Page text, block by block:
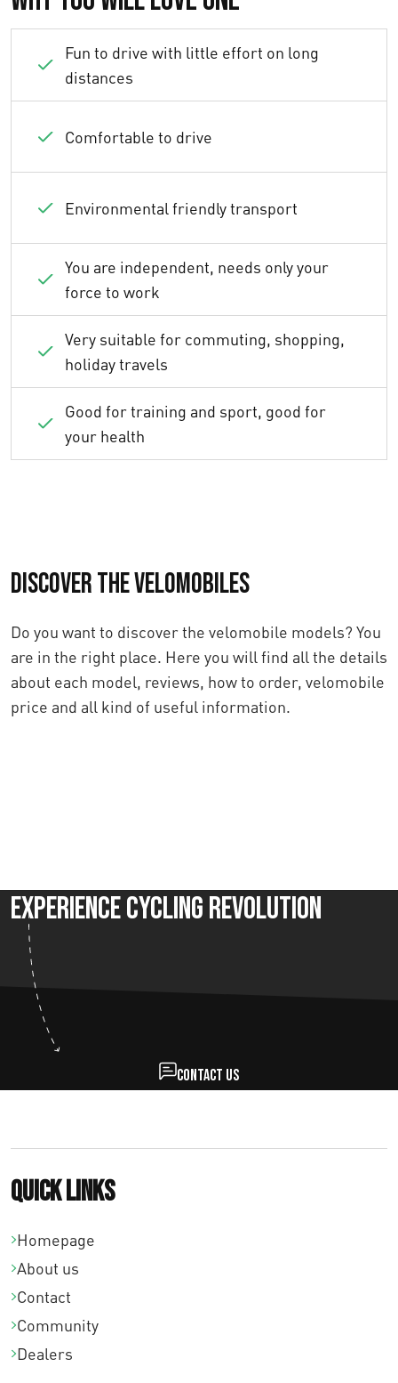
Fun to drive with little effort on long
distances
Comfortable to drive
Environmental friendly transport
You are independent, needs only your
force to work
Very suitable for commuting, shopping,
holiday travels
Good for training and sport, good for
your health
Discover the velomobiles
Do you want to discover the velomobile models? You
are in the right place. Here you will find all the details
about each model, reviews, how to order, velomobile
price and all kind of useful information.
Experience Cycling Revolution
Contact us
Quick links
Homepage
About us
Contact
Community
Dealers